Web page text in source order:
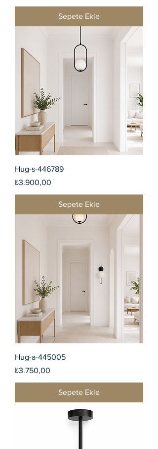
Sepete Ekle
Hug-s-446789
Fiyat
₺3.900,00
Sepete Ekle
Hug-a-445005
Fiyat
₺3.750,00
Sepete Ekle